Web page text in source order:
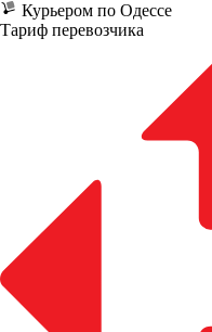
Курьером по Одессе
Тариф перевозчика